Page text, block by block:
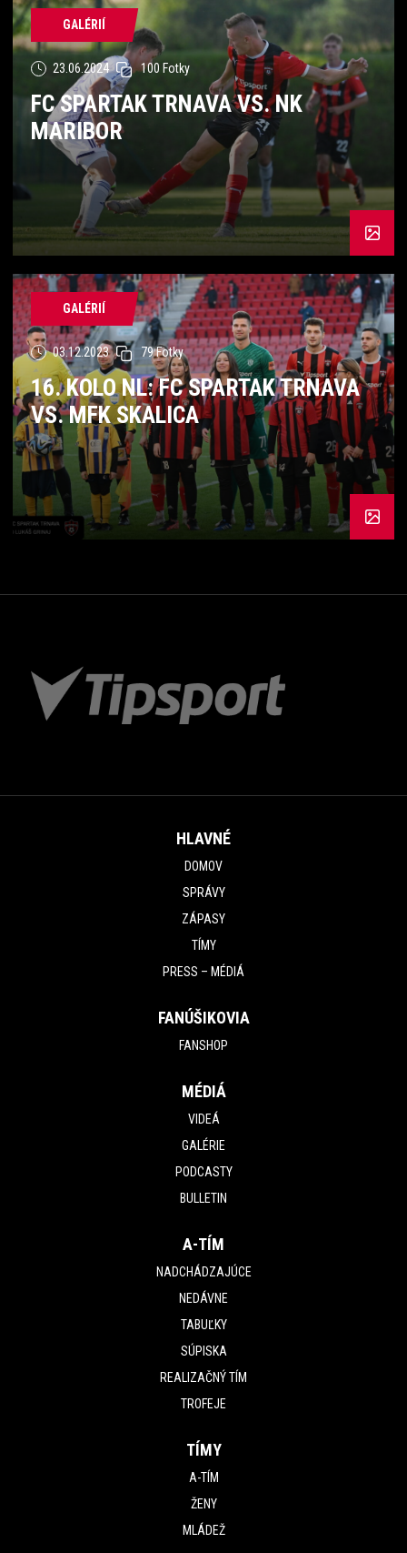
GALÉRIÍ
23.06.2024 100 Fotky
FC SPARTAK TRNAVA VS. NK
MARIBOR
GALÉRIÍ
03.12.2023 79 Fotky
16. KOLO NL: FC SPARTAK TRNAVA
VS. MFK SKALICA
HLAVNÉ
DOMOV
SPRÁVY
ZÁPASY
TÍMY
PRESS – MÉDIÁ
FANÚŠIKOVIA
FANSHOP
MÉDIÁ
VIDEÁ
GALÉRIE
PODCASTY
BULLETIN
A-TÍM
NADCHÁDZAJÚCE
NEDÁVNE
TABUĽKY
SÚPISKA
REALIZAČNÝ TÍM
TROFEJE
TÍMY
A-TÍM
ŽENY
MLÁDEŽ